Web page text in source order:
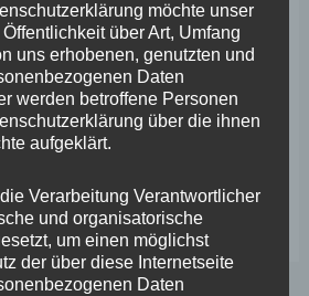
ausging: „Die FREIEN
haben mit der
fest an der Seite der
ist ein wichtiges Signal der
Zeiten und zudem
der FREIEN WÄHLER in Bayern,
möchte unser
über Art, Umfang
uns erhobenen, genutzten und
Daten
werden betroffene Personen
über die ihnen
aufgeklärt.
Verarbeitung Verantwortlicher
und organisatorische
um einen möglichst
der über diese Internetseite
Daten